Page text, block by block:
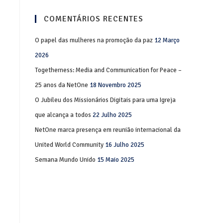
COMENTÁRIOS RECENTES
O papel das mulheres na promoção da paz 12 Março
2026
Togetherness: Media and Communication for Peace –
25 anos da NetOne 18 Novembro 2025
O Jubileu dos Missionários Digitais para uma Igreja
que alcança a todos 22 Julho 2025
NetOne marca presença em reunião internacional da
United World Community 16 Julho 2025
Semana Mundo Unido 15 Maio 2025